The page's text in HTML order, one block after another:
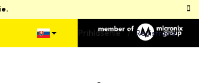
Prihlásenie Registrácia